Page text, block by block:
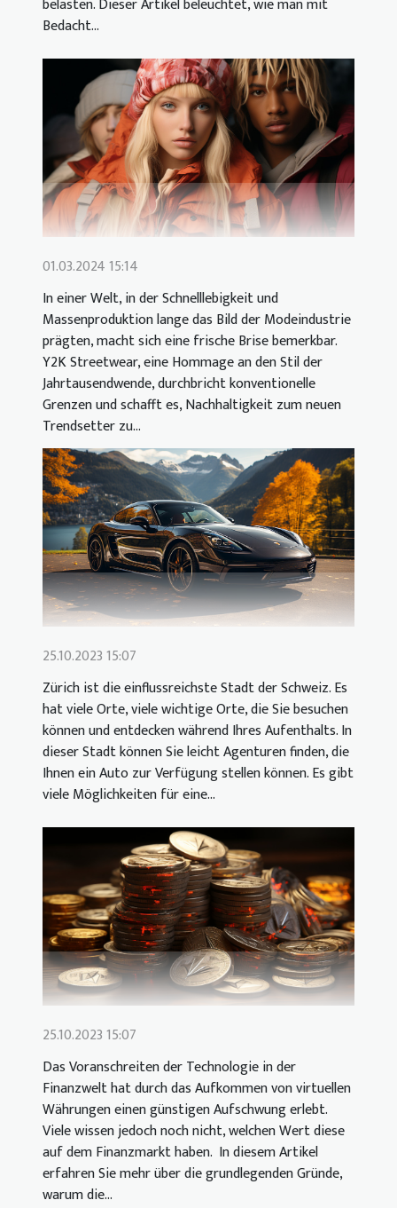
Bedacht...
01.03.2024 15:14
In einer Welt, in der Schnelllebigkeit und
Massenproduktion lange das Bild der Modeindustrie
prägten, macht sich eine frische Brise bemerkbar.
Y2K Streetwear, eine Hommage an den Stil der
Jahrtausendwende, durchbricht konventionelle
Grenzen und schafft es, Nachhaltigkeit zum neuen
Trendsetter zu...
25.10.2023 15:07
Zürich ist die einflussreichste Stadt der Schweiz. Es
hat viele Orte, viele wichtige Orte, die Sie besuchen
können und entdecken während Ihres Aufenthalts. In
dieser Stadt können Sie leicht Agenturen finden, die
Ihnen ein Auto zur Verfügung stellen können. Es gibt
viele Möglichkeiten für eine...
25.10.2023 15:07
Das Voranschreiten der Technologie in der
Finanzwelt hat durch das Aufkommen von virtuellen
Währungen einen günstigen Aufschwung erlebt.
Viele wissen jedoch noch nicht, welchen Wert diese
auf dem Finanzmarkt haben. In diesem Artikel
erfahren Sie mehr über die grundlegenden Gründe,
warum die...